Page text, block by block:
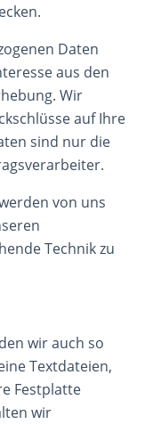
Daten
aus den
Wir
auf Ihre
sind nur die
von uns
Technik zu
wir auch so
Textdateien,
Festplatte
wir